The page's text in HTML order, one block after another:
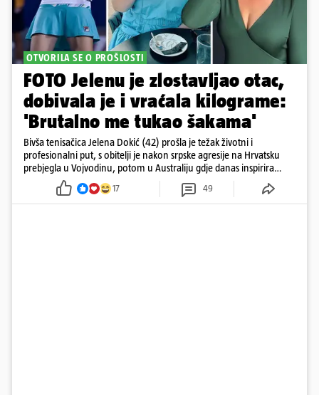
OTVORILA SE O PROŠLOSTI
FOTO Jelenu je zlostavljao otac,
dobivala je i vraćala kilograme:
'Brutalno me tukao šakama'
Bivša tenisačica Jelena Dokić (42) prošla je težak životni i
profesionalni put, s obitelji je nakon srpske agresije na Hrvatsku
prebjegla u Vojvodinu, potom u Australiju gdje danas inspirira
17 49